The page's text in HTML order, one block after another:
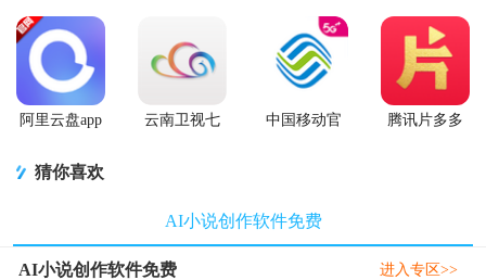
阿里云盘app
云南卫视七
中国移动官
腾讯片多多
猜你喜欢
AI小说创作软件免费
AI小说创作软件免费 进入专区>>